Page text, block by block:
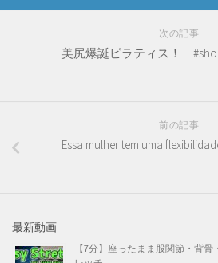
次の記事
美尻爆誕ピラティス！
前の記事
Essa mulher tem uma
最新動画
【7分】座ったまま股関節・背